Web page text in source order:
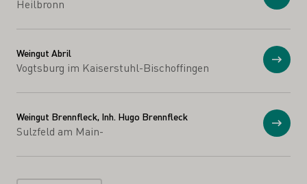
Heilbronn
Weingut Abril
Vogtsburg im Kaiserstuhl-Bischoffingen
Weingut Brennfleck, Inh. Hugo Brennfleck
Sulzfeld am Main-